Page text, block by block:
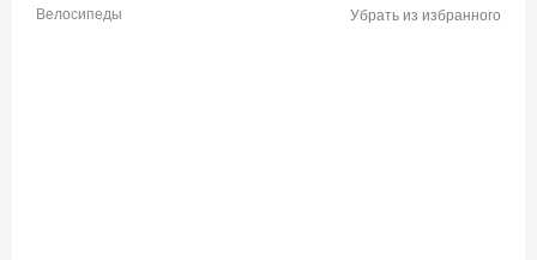
Велосипеды Убрать из избранного